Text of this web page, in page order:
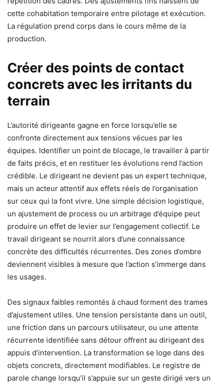
cette cohabitation temporaire entre pilotage et exécution.
La régulation prend corps dans le cours même de la
production.
Créer des points de contact
concrets avec les irritants du
terrain
L’autorité dirigeante gagne en force lorsqu’elle se
confronte directement aux tensions vécues par les
équipes. Identifier un point de blocage, le travailler à partir
de faits précis, et en restituer les évolutions rend l’action
crédible. Le dirigeant ne devient pas un expert technique,
mais un acteur attentif aux effets réels de l’organisation
sur ceux qui la font vivre. Une simple décision logistique,
un ajustement de process ou un arbitrage d’équipe peut
produire un effet de levier sur l’engagement collectif. Le
travail dirigeant se nourrit alors d’une connaissance
concrète des difficultés récurrentes. Des zones d’ombre
deviennent visibles à mesure que l’action s’immerge dans
les usages.
Des signaux faibles remontés à chaud forment des trames
d’ajustement utiles. Une tension persistante dans un outil,
une friction dans un parcours utilisateur, ou une attente
récurrente identifiée sans détour offrent au dirigeant des
appuis d’intervention. La transformation se loge dans des
objets concrets, directement modifiables. Le registre de
parole change lorsqu’il s’appuie sur un geste dirigé vers un